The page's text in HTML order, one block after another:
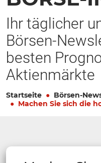
Ihr täglicher
Börsen-
besten
Aktienmärkte
Startseite Börsen-
Machen Sie sich die